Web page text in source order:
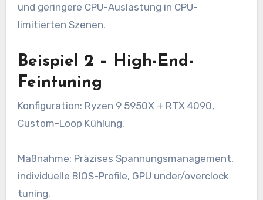
und geringere CPU-Auslastung in CPU-
limitierten Szenen.
Beispiel 2 – High-End-
Feintuning
Konfiguration: Ryzen 9 5950X + RTX 4090,
Custom-Loop Kühlung.
Maßnahme: Präzises Spannungsmanagement,
individuelle BIOS-Profile, GPU under/overclock
tuning.